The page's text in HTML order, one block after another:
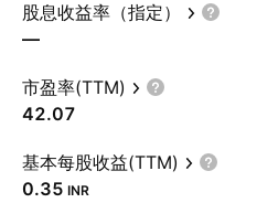
股息收益率（指定）
—
市盈率(TTM)
42.07
基本每股收益(TTM)
0.35 INR